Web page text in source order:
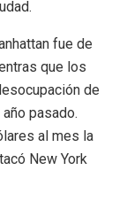
fue de
que los
de
pasado.
al mes la
New York